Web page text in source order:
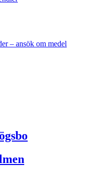
– ansök om medel